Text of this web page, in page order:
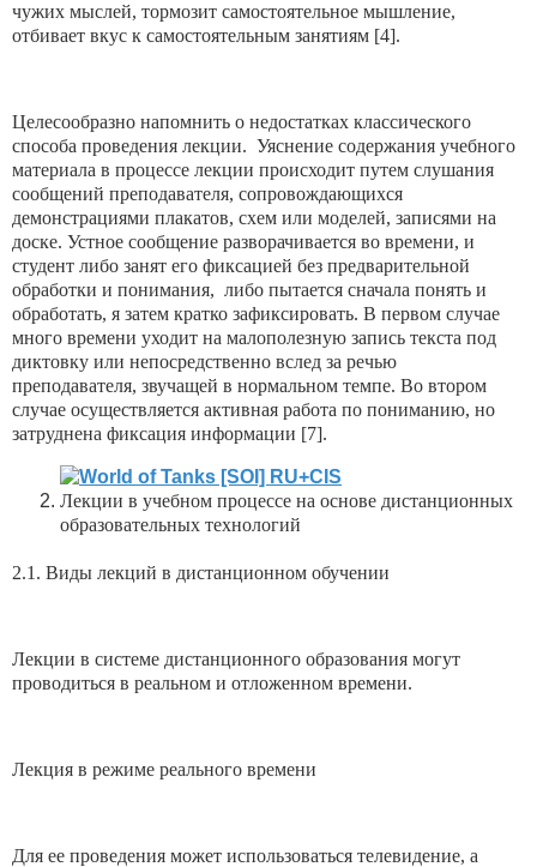
чужих мыслей, тормозит самостоятельное мышление,
отбивает вкус к самостоятельным занятиям [4].
Целесообразно напомнить о недостатках классического
способа проведения лекции. Уяснение содержания учебного
материала в процессе лекции происходит путем слушания
сообщений преподавателя, сопровождающихся
демонстрациями плакатов, схем или моделей, записями на
доске. Устное сообщение разворачивается во времени, и
студент либо занят его фиксацией без предварительной
обработки и понимания, либо пытается сначала понять и
обработать, я затем кратко зафиксировать. В первом случае
много времени уходит на малополезную запись текста под
диктовку или непосредственно вслед за речью
преподавателя, звучащей в нормальном темпе. Во втором
случае осуществляется активная работа по пониманию, но
затруднена фиксация информации [7].
Лекции в учебном процессе на основе дистанционных
образовательных технологий
2.1. Виды лекций в дистанционном обучении
Лекции в системе дистанционного образования могут
проводиться в реальном и отложенном времени.
Лекция в режиме реального времени
Для ее проведения может использоваться телевидение, а